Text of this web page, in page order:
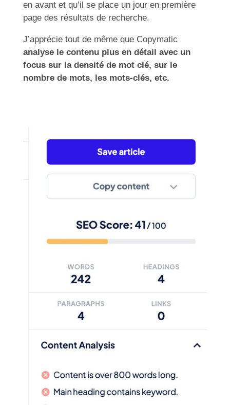
en avant et qu’il se place un jour en première
page des résultats de recherche.
J’apprécie tout de même que Copymatic
analyse le contenu plus en détail avec un
focus sur la densité de mot clé, sur le
nombre de mots, les mots-clés, etc.